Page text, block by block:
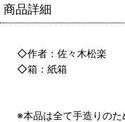
商品詳細
◇作者：佐々木松
◇箱：紙箱
※本品は全て手造りのた